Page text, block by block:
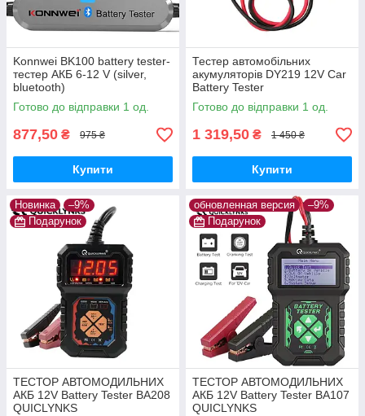
Konnwei BK100 battery tester-
тестер АКБ 6-12 V (silver,
bluetooth)
Готово до відправки 1 од.
877,50 ₴ 975 ₴
Купити
Тестер автомобільних
акумуляторів DY219 12V Car
Battery Tester
Готово до відправки 1 од.
1 319,50 ₴ 1 450 ₴
Купити
Новинка
–9%
Подарунок
ТЕСТОР АВТОМОДИЛЬНИХ
АКБ 12V Battery Tester BA208
QUICLYNKS
обновленная версия
–9%
Подарунок
ТЕСТОР АВТОМОДИЛЬНИХ
АКБ 12V Battery Tester BA107
QUICLYNKS